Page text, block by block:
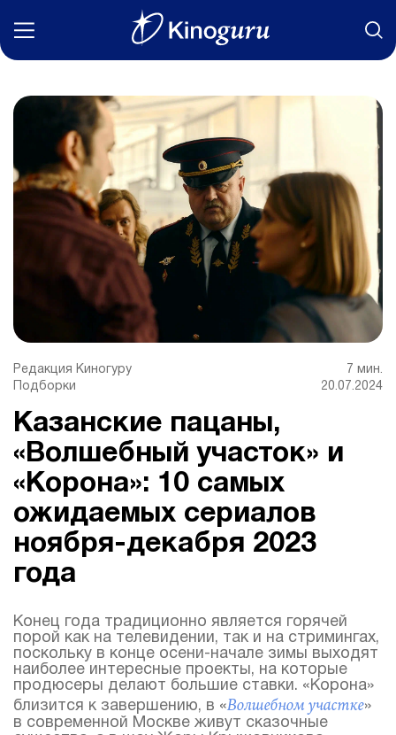
Фильмы
Статьи
Сериалы
Новости
Подборки
Рецензии
Авторы
Казанские пацаны,
«Волшебный участок» и
«Корона»: 10 самых
ожидаемых сериалов
ноября-декабря 2023
года
Редакция Киногуру
Подборки
7 мин.
20.07.2024
Конец года традиционно является горячей
порой как на телевидении, так и на стримингах,
поскольку в конце осени-начале зимы выходят
наиболее интересные проекты, на которые
продюсеры делают большие ставки. «Корона»
близится к завершению, в «Волшебном участке»
в современной Москве живут сказочные